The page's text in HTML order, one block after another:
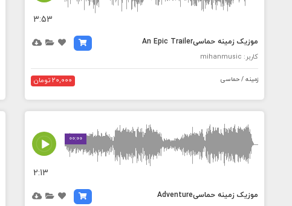
3:53
موزیک زمینه حماسیAn Epic Trailer
کاربر: mihanmusic
زمینه / حماسی 20,000 تومان
00:00
MEDIA_ELEMENT_ERROR: Empty src attribute
2:13
موزیک زمینه حماسیAdventure